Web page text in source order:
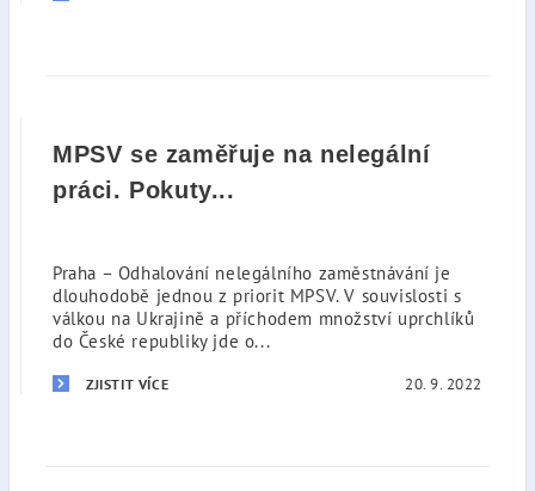
MPSV se zaměřuje na nelegální
práci. Pokuty...
Praha – Odhalování nelegálního zaměstnávání je
dlouhodobě jednou z priorit MPSV. V souvislosti s
válkou na Ukrajině a příchodem množství uprchlíků
do České republiky jde o...
ZJISTIT VÍCE 20. 9. 2022